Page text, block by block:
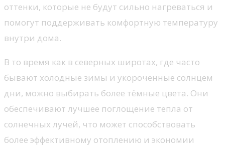
оттенки, которые не будут сильно нагреваться и
помогут поддерживать комфортную температуру
внутри дома.
В то время как в северных широтах, где часто
бывают холодные зимы и укороченные солнцем
дни, можно выбирать более тёмные цвета. Они
обеспечивают лучшее поглощение тепла от
солнечных лучей, что может способствовать
более эффективному отоплению и экономии